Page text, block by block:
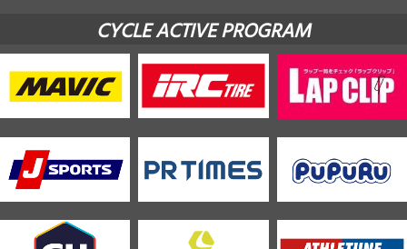
CYCLE ACTIVE PROGRAM